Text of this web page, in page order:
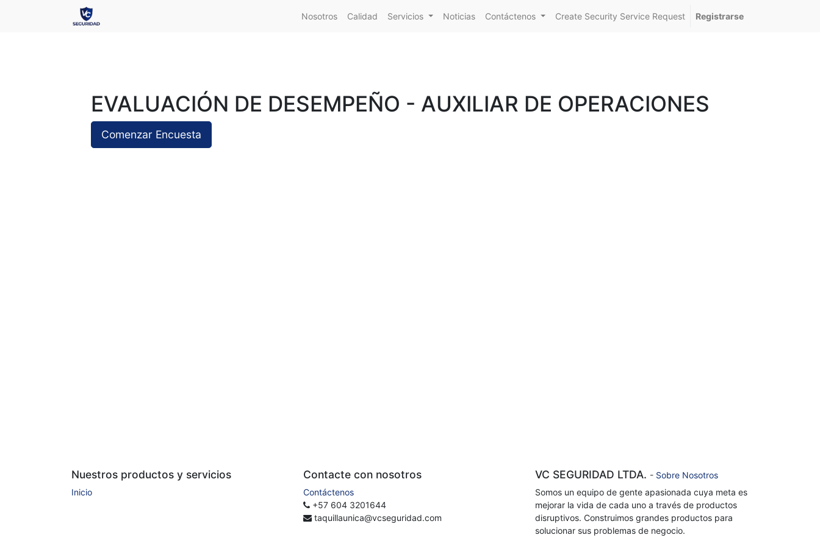
Nosotros Calidad Servicios Noticias Contáctenos Create Security Service Request Registrarse
EVALUACIÓN DE DESEMPEÑO - AUXILIAR DE OPERACIONES
Comenzar Encuesta
Nuestros productos y servicios
Inicio
Contacte con nosotros
Contáctenos
+57 604 3201644
taquillaunica@vcseguridad.com
VC SEGURIDAD LTDA. - Sobre Nosotros
Somos un equipo de gente apasionada cuya meta es
mejorar la vida de cada uno a través de productos
disruptivos. Construimos grandes productos para
solucionar sus problemas de negocio.